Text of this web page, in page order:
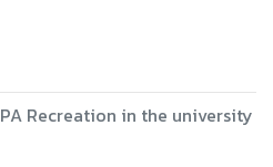
PA Recreation in the university